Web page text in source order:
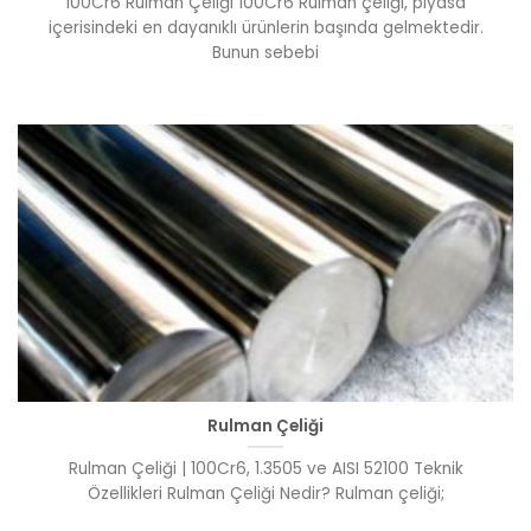
içerisindeki en dayanıklı ürünlerin başında gelmektedir.
Bunun sebebi
Rulman Çeliği
Rulman Çeliği | 100Cr6, 1.3505 ve AISI 52100 Teknik
Özellikleri Rulman Çeliği Nedir? Rulman çeliği;